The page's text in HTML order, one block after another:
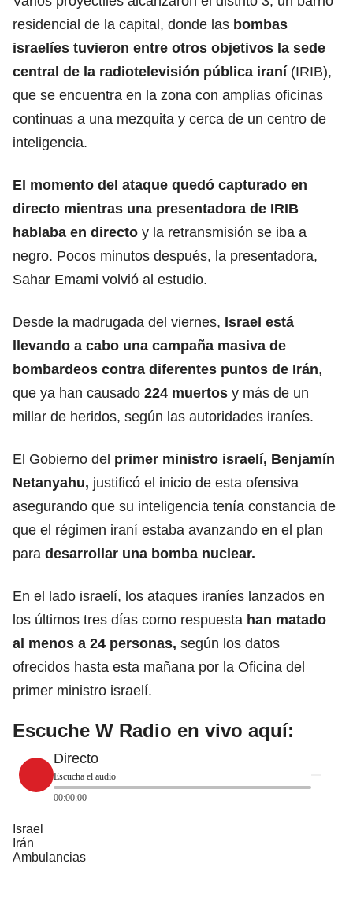
residencial de la capital, donde las bombas
israelíes tuvieron entre otros objetivos la sede
central de la radiotelevisión pública iraní (IRIB),
que se encuentra en la zona con amplias oficinas
continuas a una mezquita y cerca de un centro de
inteligencia.
El momento del ataque quedó capturado en
directo mientras una presentadora de IRIB
hablaba en directo y la retransmisión se iba a
negro. Pocos minutos después, la presentadora,
Sahar Emami volvió al estudio.
Desde la madrugada del viernes, Israel está
llevando a cabo una campaña masiva de
bombardeos contra diferentes puntos de Irán,
que ya han causado 224 muertos y más de un
millar de heridos, según las autoridades iraníes.
El Gobierno del primer ministro israelí, Benjamín
Netanyahu, justificó el inicio de esta ofensiva
asegurando que su inteligencia tenía constancia de
que el régimen iraní estaba avanzando en el plan
para desarrollar una bomba nuclear.
En el lado israelí, los ataques iraníes lanzados en
los últimos tres días como respuesta han matado
al menos a 24 personas, según los datos
ofrecidos hasta esta mañana por la Oficina del
primer ministro israelí.
Escuche W Radio en vivo aquí:
Directo
Escucha el audio
00:00:00
Israel
Irán
Ambulancias